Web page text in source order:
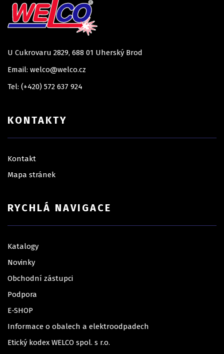
U Cukrovaru 2829, 688 01 Uherský Brod
Email: welco@welco.cz
Tel: (+420) 572 637 924
KONTAKTY
Kontakt
Mapa stránek
RYCHLÁ NAVIGACE
Katalogy
Novinky
Obchodní zástupci
Podpora
E-SHOP
Informace o obalech a elektroodpadech
Etický kodex WELCO spol. s r.o.